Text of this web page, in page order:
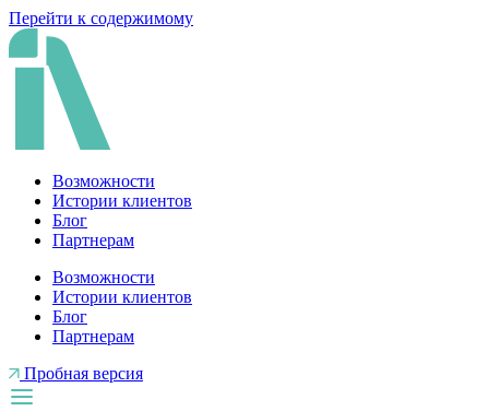
Перейти к содержимому
Возможности
Истории клиентов
Блог
Партнерам
Возможности
Истории клиентов
Блог
Партнерам
Пробная версия